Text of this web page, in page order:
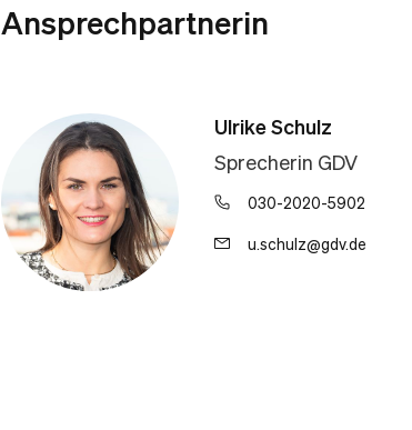
Ansprechpartnerin
Ulrike Schulz
Sprecherin GDV
030-2020-5902
u.schulz@gdv.de